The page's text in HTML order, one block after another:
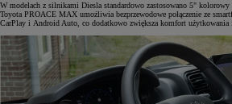
W modelach z silnikami Diesla standardowo zastosowano 5" kolorowy
Toyota PROACE MAX umożliwia bezprzewodowe połączenie ze
CarPlay i Android Auto, co dodatkowo zwiększa komfort użytkowania